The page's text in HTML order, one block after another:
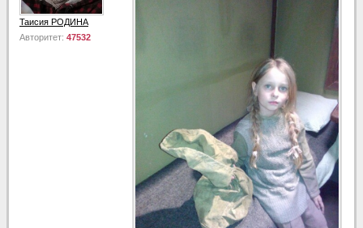
Таисия РОДИНА
Авторитет: 47532